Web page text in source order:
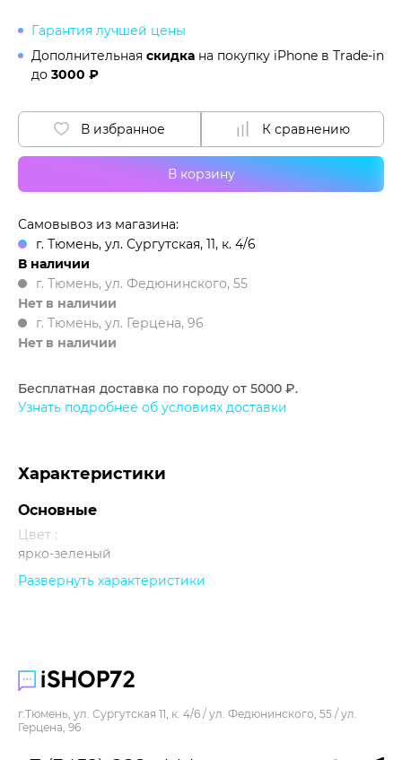
Гарантия лучшей цены
Дополнительная скидка на покупку iPhone в Trade-in
до 3000 ₽
В корзину
В избранное К сравнению
Самовывоз из магазина:
г. Тюмень, ул. Сургутская, 11, к. 4/6
В наличии
г. Тюмень, ул. Федюнинского, 55
Нет в наличии
г. Тюмень, ул. Герцена, 96
Нет в наличии
Бесплатная доставка по городу от 5000 ₽.
Узнать подробнее об условиях доставки
Характеристики
Основные
Цвет :
ярко-зеленый
Прочее
Развернуть характеристики
г.Тюмень, ул. Сургутская 11, к. 4/6 / ул. Федюнинского, 55 / ул.
Герцена, 96